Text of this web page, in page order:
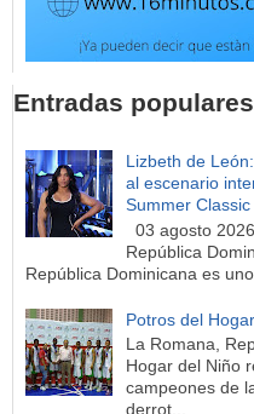
Entradas populares
Lizbeth de
al escenario
Summer Classic
03 agosto
República
República Dominicana es uno
Potros del
La Romana,
Hogar del Niño
campeones de
derrot...